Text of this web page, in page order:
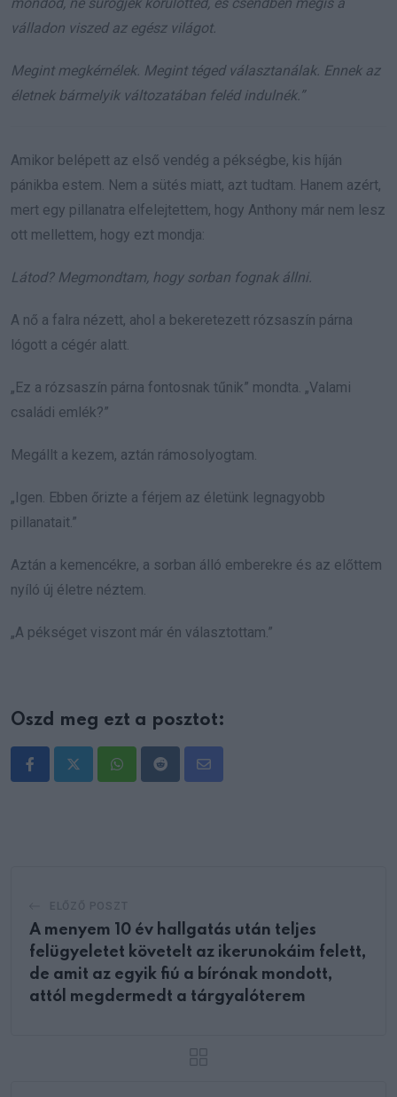
válladon viszed az egész világot.
Megint megkérnélek. Megint téged választanálak. Ennek az
életnek bármelyik változatában feléd indulnék.”
Amikor belépett az első vendég a pékségbe, kis híján
pánikba estem. Nem a sütés miatt, azt tudtam. Hanem azért,
mert egy pillanatra elfelejtettem, hogy Anthony már nem lesz
ott mellettem, hogy ezt mondja:
Látod? Megmondtam, hogy sorban fognak állni.
A nő a falra nézett, ahol a bekeretezett rózsaszín párna
lógott a cégér alatt.
„Ez a rózsaszín párna fontosnak tűnik” mondta. „Valami
családi emlék?”
Megállt a kezem, aztán rámosolyogtam.
„Igen. Ebben őrizte a férjem az életünk legnagyobb
pillanatait.”
Aztán a kemencékre, a sorban álló emberekre és az előttem
nyíló új életre néztem.
„A pékséget viszont már én választottam.”
Oszd meg ezt a posztot:
WhatsappRedditShare
A menyem 10 év hallgatás után teljes
felügyeletet követelt az ikerunokáim felett,
de amit az egyik fiú a bírónak mondott,
attól megdermedt a tárgyalóterem